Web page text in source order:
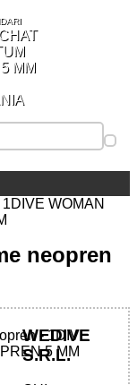
1DIVE WOMAN
neopren
WEDIVE
S.R.L.